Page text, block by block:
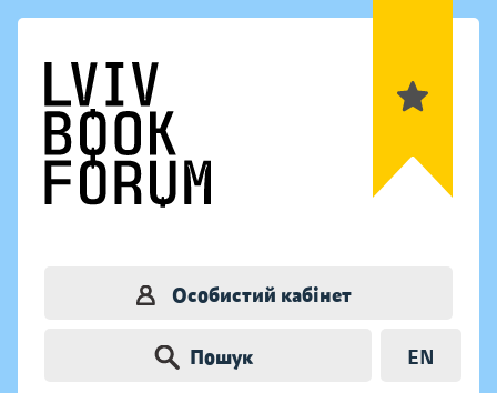
Особистий кабінет
Пошук EN